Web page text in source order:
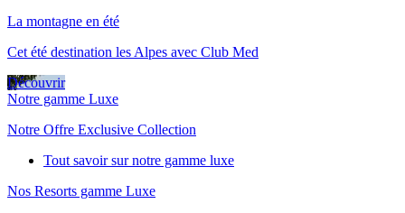
La montagne en été
Cet été destination les Alpes avec Club Med
Découvrir
Notre gamme Luxe
Notre Offre Exclusive Collection
Tout savoir sur notre gamme luxe
Nos Resorts gamme Luxe